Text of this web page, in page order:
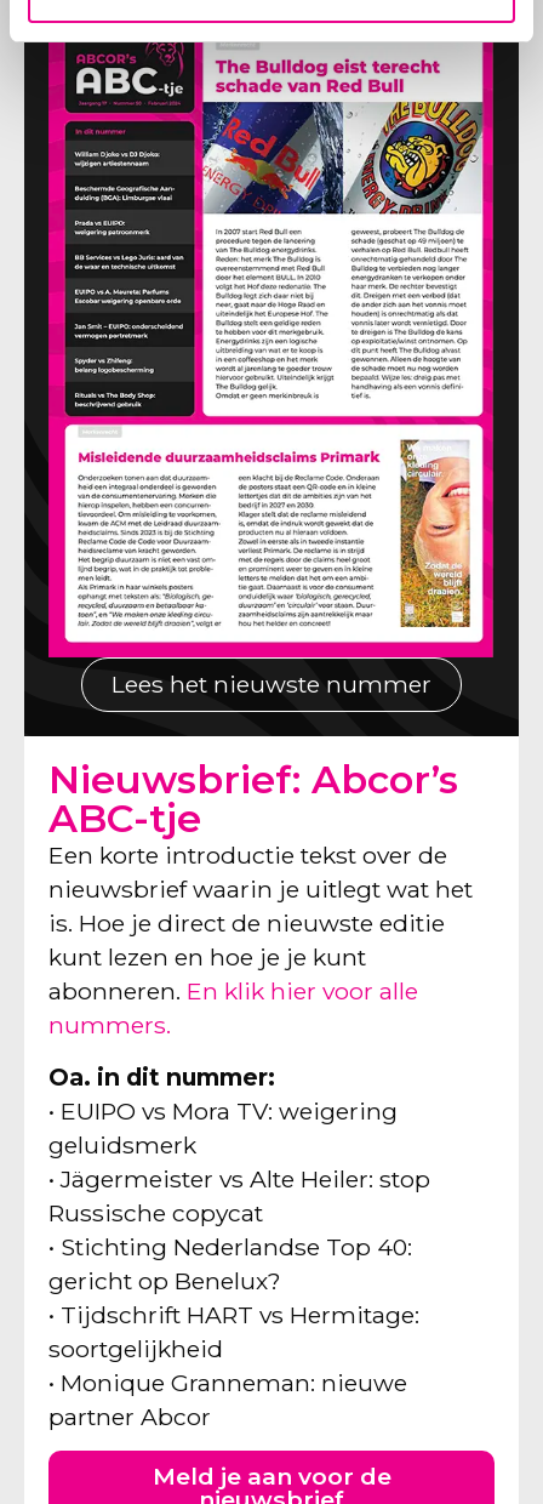
Lees het nieuwste nummer
Nieuwsbrief: Abcor’s
ABC-tje
Een korte introductie tekst over de
nieuwsbrief waarin je uitlegt wat het
is. Hoe je direct de nieuwste editie
kunt lezen en hoe je je kunt
abonneren. En klik hier voor alle
nummers.
Oa. in dit nummer:
• EUIPO vs Mora TV: weigering
geluidsmerk
• Jägermeister vs Alte Heiler: stop
Russische copycat
• Stichting Nederlandse Top 40:
gericht op Benelux?
• Tijdschrift HART vs Hermitage:
soortgelijkheid
• Monique Granneman: nieuwe
partner Abcor
Meld je aan voor de